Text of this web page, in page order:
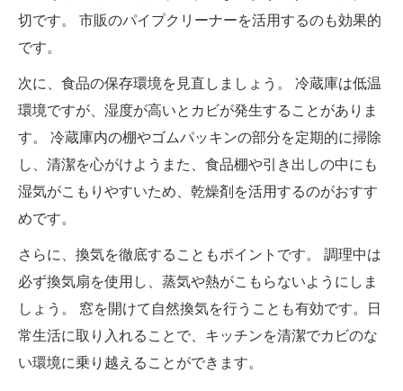
切です。 市販のパイプクリーナーを活用するのも効果的
です。
次に、食品の保存環境を見直しましょう。 冷蔵庫は低温
環境ですが、湿度が高いとカビが発生することがありま
す。 冷蔵庫内の棚やゴムパッキンの部分を定期的に掃除
し、清潔を心がけようまた、食品棚や引き出しの中にも
湿気がこもりやすいため、乾燥剤を活用するのがおすす
めです。
さらに、換気を徹底することもポイントです。 調理中は
必ず換気扇を使用し、蒸気や熱がこもらないようにしま
しょう。 窓を開けて自然換気を行うことも有効です。日
常生活に取り入れることで、キッチンを清潔でカビのな
い環境に乗り越えることができます。